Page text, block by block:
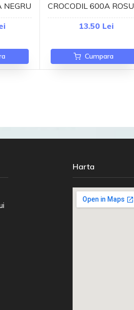
NEGRU CROCODIL 600A ROSU
13.50 Lei
Cumpara
Harta